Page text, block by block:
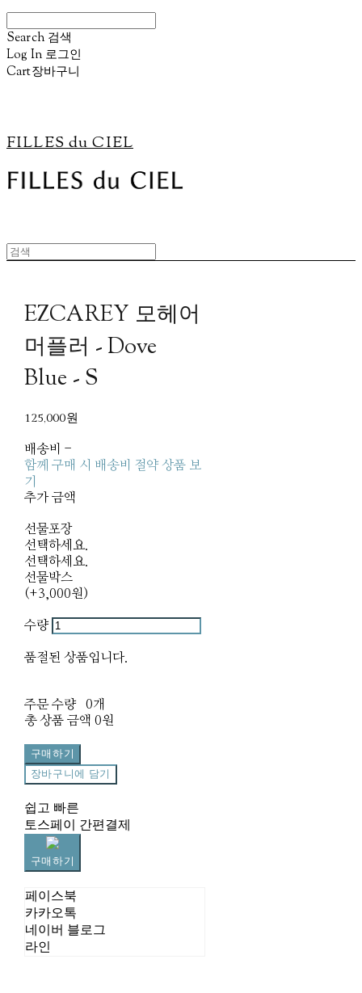
Search 검색
Log In 로그인
Cart장바구니
FILLES du CIEL
EZCAREY 모헤어
머플러 - Dove
Blue - S
125,000원
배송비 -
함께 구매 시 배송비 절약 상품 보
기
추가 금액
선물포장
선택하세요.
선택하세요.
선물박스
(+3,000원)
수량
품절된 상품입니다.
주문 수량
0개
총 상품 금액 0원
구매하기
장바구니에 담기
쉽고 빠른
토스페이 간편결제
구매하기
페이스북
카카오톡
네이버 블로그
라인